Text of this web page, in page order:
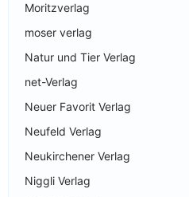
Moritzverlag
moser verlag
Natur und Tier Verlag
net-Verlag
Neuer Favorit Verlag
Neufeld Verlag
Neukirchener Verlag
Niggli Verlag